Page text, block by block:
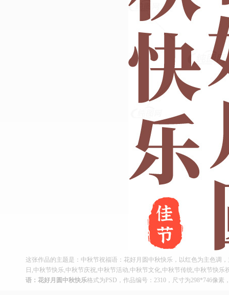
这张作品的主题是：中秋节祝福语：花好月圆中秋快乐，以红色为主色调
日,中秋节快乐,中秋节庆祝,中秋节活动,中秋节文化,中秋节传统,中秋节快
语：花好月圆中秋快乐格式为PSD，作品编号：2310，尺寸为298*746像